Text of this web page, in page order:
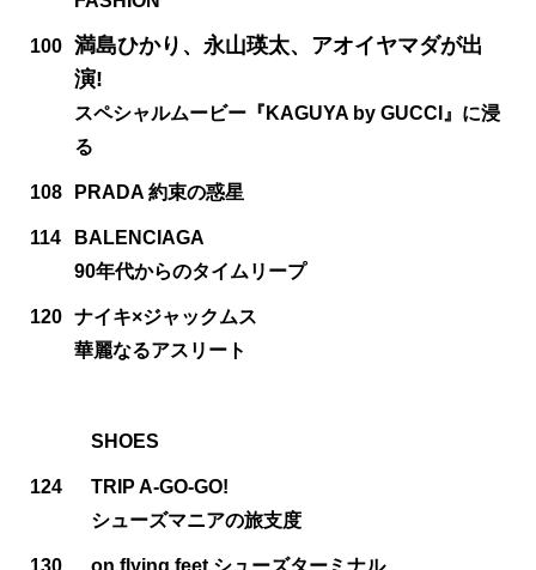
100 満島ひかり、永山瑛太、アオイヤマダが出
演!
スペシャルムービー『KAGUYA by GUCCI』に浸
る
108 PRADA 約束の惑星
114
BALENCIAGA
90年代からのタイムリープ
120 ナイキ×ジャックムス
華麗なるアスリート
SHOES
124
TRIP A-GO-GO!
シューズマニアの旅支度
130 on flying feet シューズターミナル